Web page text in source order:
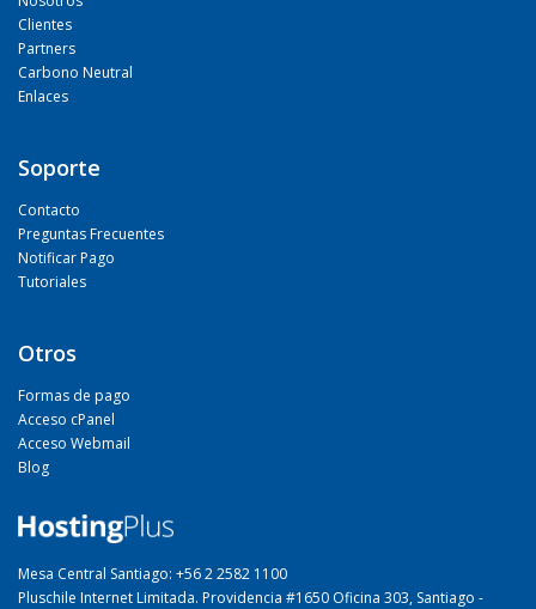
Clientes
Partners
Carbono Neutral
Enlaces
Soporte
Contacto
Preguntas Frecuentes
Notificar Pago
Tutoriales
Otros
Formas de pago
Acceso cPanel
Acceso Webmail
Blog
Mesa Central Santiago: +56 2 2582 1100
Pluschile Internet Limitada. Providencia #1650 Oficina 303, Santiago -